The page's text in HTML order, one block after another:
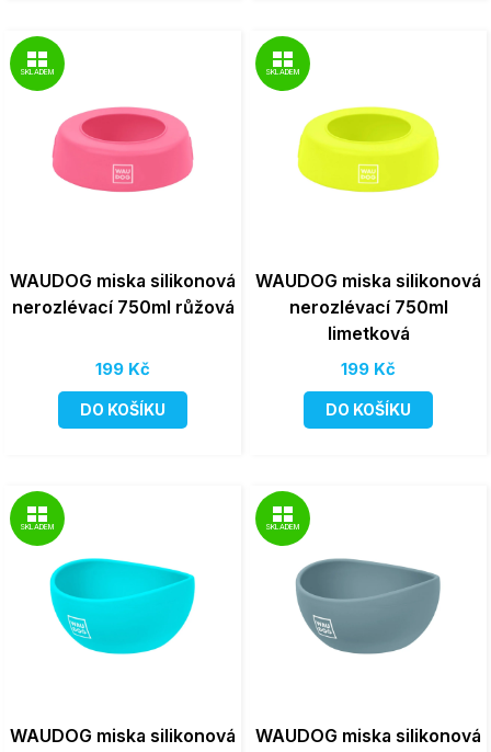
SKLADEM
WAUDOG miska silikonová
nerozlévací 750ml růžová
199 Kč
DO KOŠÍKU
SKLADEM
WAUDOG miska silikonová
nerozlévací 750ml
limetková
199 Kč
DO KOŠÍKU
SKLADEM
WAUDOG miska silikonová
SKLADEM
WAUDOG miska silikonová